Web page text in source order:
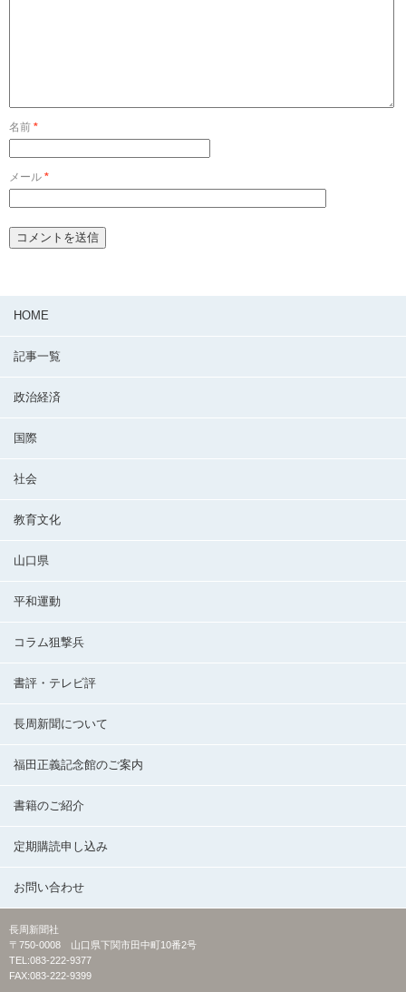
名前 *
メール *
HOME
記事一覧
政治経済
国際
社会
教育文化
山口県
平和運動
コラム狙撃兵
書評・テレビ評
長周新聞について
福田正義記念館のご案内
書籍のご紹介
定期購読申し込み
お問い合わせ
長周新聞社
〒750-0008 山口県下関市田中町10番2号
TEL:083-222-9377
FAX:083-222-9399